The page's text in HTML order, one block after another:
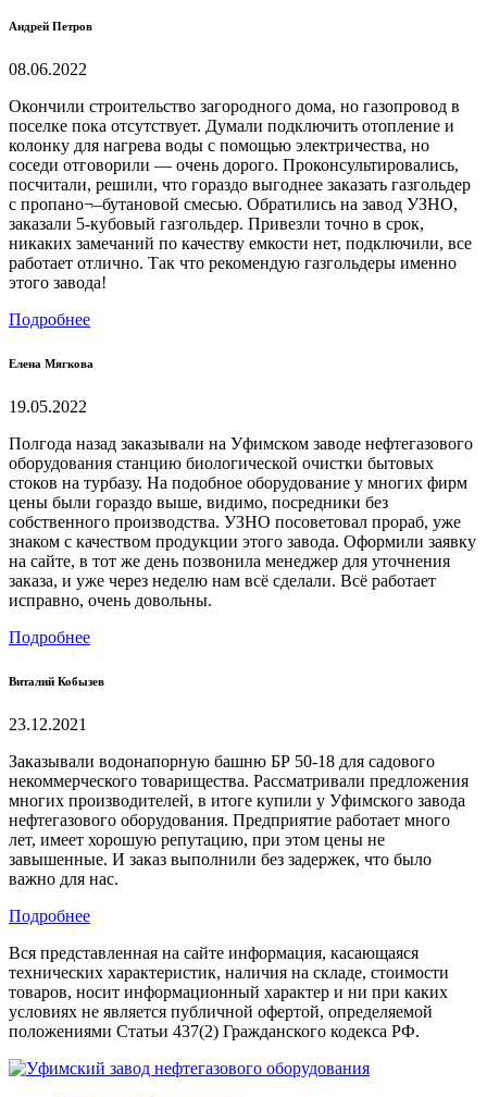
Андрей Петров
08.06.2022
Окончили строительство загородного дома, но газопровод в
поселке пока отсутствует. Думали подключить отопление и
колонку для нагрева воды с помощью электричества, но
соседи отговорили — очень дорого. Проконсультировались,
посчитали, решили, что гораздо выгоднее заказать газгольдер
с пропано¬–бутановой смесью. Обратились на завод УЗНО,
заказали 5-кубовый газгольдер. Привезли точно в срок,
никаких замечаний по качеству емкости нет, подключили, все
работает отлично. Так что рекомендую газгольдеры именно
этого завода!
Подробнее
Елена Мягкова
19.05.2022
Полгода назад заказывали на Уфимском заводе нефтегазового
оборудования станцию биологической очистки бытовых
стоков на турбазу. На подобное оборудование у многих фирм
цены были гораздо выше, видимо, посредники без
собственного производства. УЗНО посоветовал прораб, уже
знаком с качеством продукции этого завода. Оформили заявку
на сайте, в тот же день позвонила менеджер для уточнения
заказа, и уже через неделю нам всё сделали. Всё работает
исправно, очень довольны.
Подробнее
Виталий Кобызев
23.12.2021
Заказывали водонапорную башню БР 50-18 для садового
некоммерческого товарищества. Рассматривали предложения
многих производителей, в итоге купили у Уфимского завода
нефтегазового оборудования. Предприятие работает много
лет, имеет хорошую репутацию, при этом цены не
завышенные. И заказ выполнили без задержек, что было
важно для нас.
Подробнее
Вся представленная на сайте информация, касающаяся
технических характеристик, наличия на складе, стоимости
товаров, носит информационный характер и ни при каких
условиях не является публичной офертой, определяемой
положениями Статьи 437(2) Гражданского кодекса РФ.